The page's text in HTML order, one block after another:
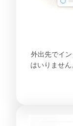
外出先でイ
はいりませ